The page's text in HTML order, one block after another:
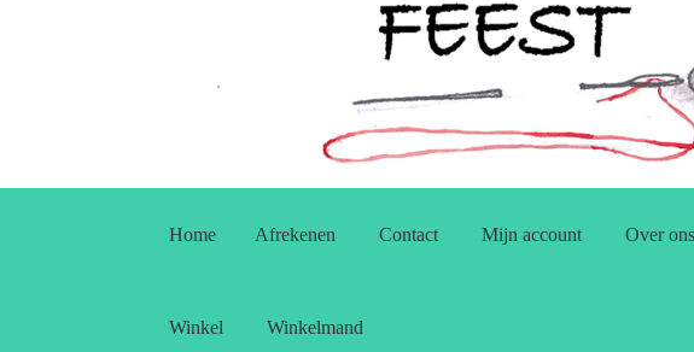
door
naar
Home Afrekenen Contact Mijn account Over ons
Winkel Winkelmand